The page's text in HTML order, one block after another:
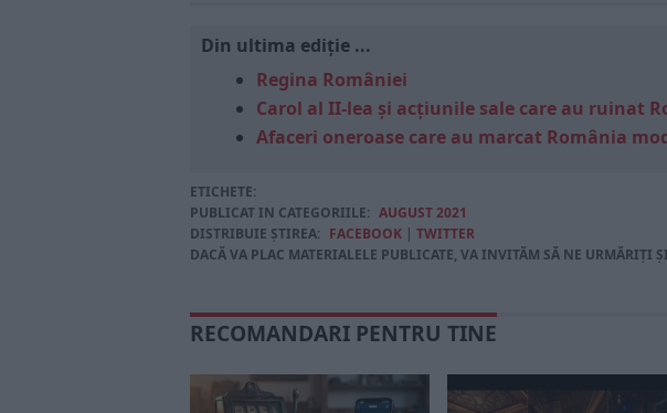
Din ultima ediție ...
Regina României
Carol al II-lea și acțiunile sale care au ruinat
Afaceri oneroase care au marcat România
ETICHETE:
PUBLICAT IN CATEGORIILE: AUGUST 2021
DISTRIBUIE ȘTIREA: FACEBOOK | TWITTER
DACĂ VA PLAC MATERIALELE PUBLICATE, VA INVITĂM SĂ NE URMĂRIȚI
RECOMANDARI PENTRU TINE